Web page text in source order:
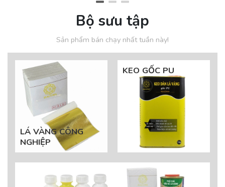
Bộ sưu tập
Sản phẩm bán chạy nhất tuần này!
LÁ VÀNG CÔNG
NGHIỆP
KEO GỐC PU